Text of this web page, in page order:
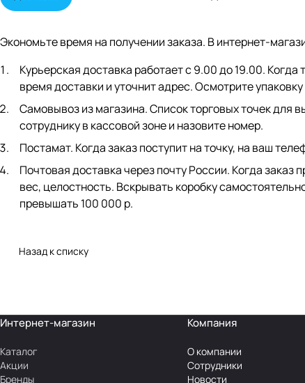
Экономьте время на получении заказа. В интернет-
Курьерская доставка работает с 9.00 до 19.00.
время доставки и уточнит адрес. Осмотрите
Самовывоз из магазина. Список торговых точек для
сотруднику в кассовой зоне и назовите номер.
Постамат. Когда заказ поступит на точку, на ваш
Почтовая доставка через почту России. Когда
вес, целостность. Вскрывать коробку
превышать 100 000 р.
Назад к списку
Интернет-магазин
Каталог
Акции
Бренды
Компания
О компании
Сотрудники
Новости